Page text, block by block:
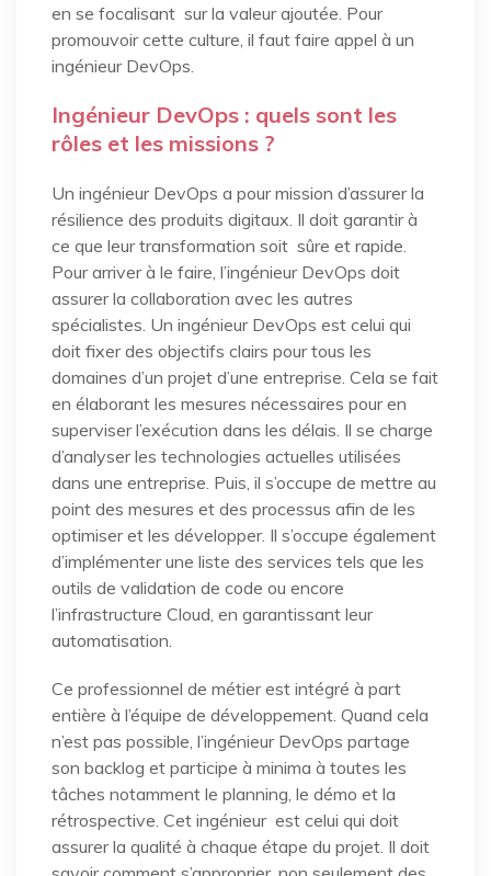
en se focalisant sur la valeur ajoutée. Pour
promouvoir cette culture, il faut faire appel à un
ingénieur DevOps.
Ingénieur DevOps : quels sont les
rôles et les missions ?
Un ingénieur DevOps a pour mission d’assurer la
résilience des produits digitaux. Il doit garantir à
ce que leur transformation soit sûre et rapide.
Pour arriver à le faire, l’ingénieur DevOps doit
assurer la collaboration avec les autres
spécialistes. Un ingénieur DevOps est celui qui
doit fixer des objectifs clairs pour tous les
domaines d’un projet d’une entreprise. Cela se fait
en élaborant les mesures nécessaires pour en
superviser l’exécution dans les délais. Il se charge
d’analyser les technologies actuelles utilisées
dans une entreprise. Puis, il s’occupe de mettre au
point des mesures et des processus afin de les
optimiser et les développer. Il s’occupe également
d’implémenter une liste des services tels que les
outils de validation de code ou encore
l’infrastructure Cloud, en garantissant leur
automatisation.
Ce professionnel de métier est intégré à part
entière à l’équipe de développement. Quand cela
n’est pas possible, l’ingénieur DevOps partage
son backlog et participe à minima à toutes les
tâches notamment le planning, le démo et la
rétrospective. Cet ingénieur est celui qui doit
assurer la qualité à chaque étape du projet. Il doit